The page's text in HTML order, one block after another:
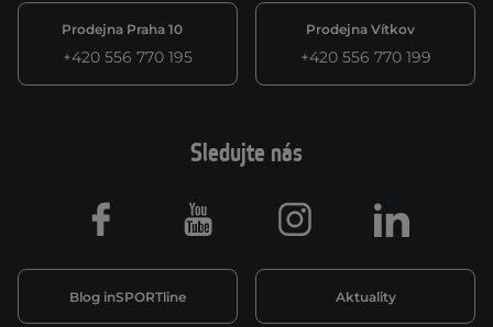
Prodejna Praha 10
+420 556 770 195
Prodejna Vítkov
+420 556 770 199
Sledujte nás
Blog inSPORTline Aktuality
Facebook Youtube Instagram LinkedIn